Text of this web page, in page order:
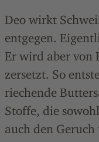
Deo wirkt
entgegen.
Er wird aber von
zersetzt. So
riechende
Stoffe, die
auch den